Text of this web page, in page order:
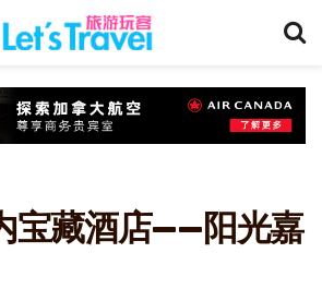
宝藏酒店——阳光嘉